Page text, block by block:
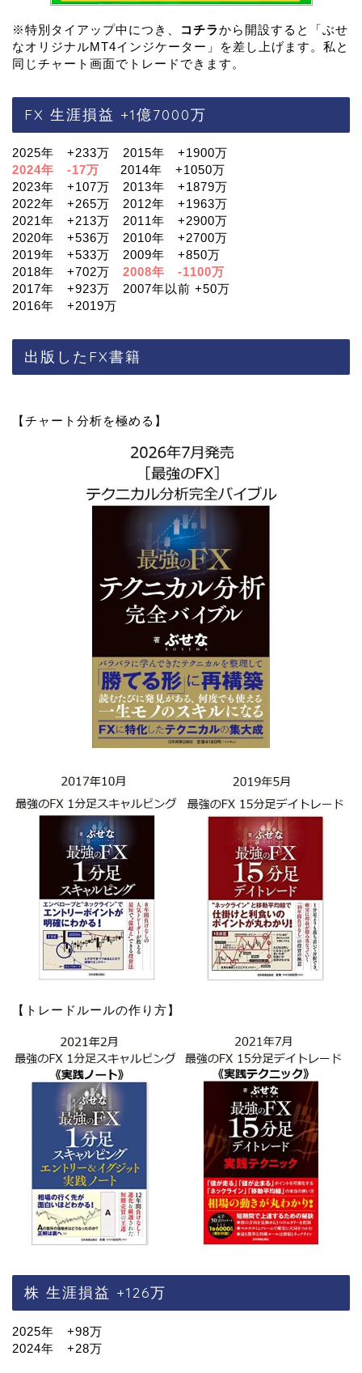
※特別タイアップ中につき、 コチラから開設すると「ぶせ
なオリジナルMT4インジケーター」を差し上げます。私と
同じチャート画面でトレードできます。
FX 生涯損益 +1億7000万
2025年 +233万 2015年 +1900万
2024年 -17万
2014年 +1050万
2023年 +107万 2013年 +1879万
2022年 +265万 2012年 +1963万
2021年 +213万 2011年 +2900万
2020年 +536万 2010年 +2700万
2019年 +533万 2009年 +850万
2018年 +702万 2008年 -1100万
2017年 +923万 2007年以前 +50万
2016年 +2019万
出版したFX書籍
【チャート分析を極める】
【トレードルールの作り方】
株 生涯損益 +126万
2025年 +98万
2024年 +28万